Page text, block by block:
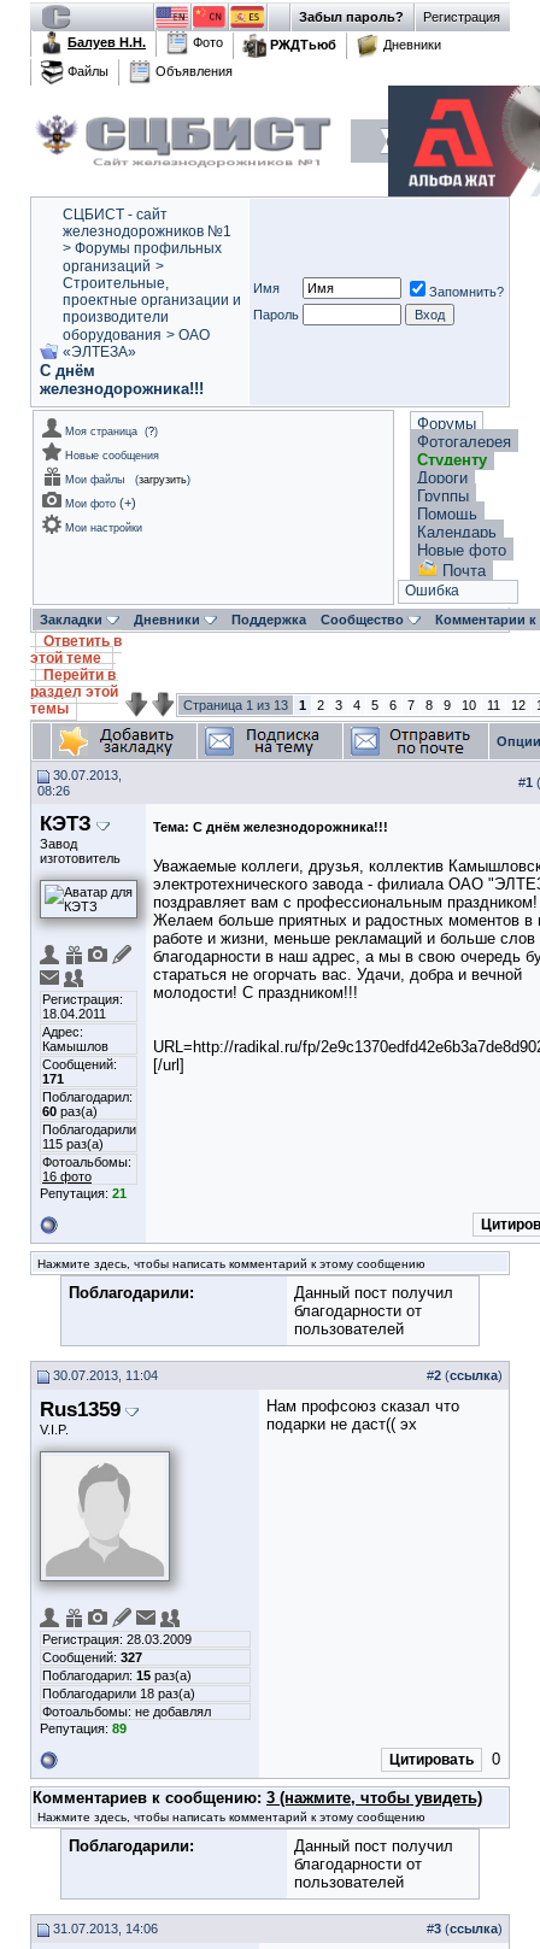
Регистрация
Забыл пароль?
Балуев Н.Н.
Фото РЖДТьюб
Дневники
Файлы
Объявления
СЦБИСТ - сайт
железнодорожников №1
> Форумы профильных
организаций >
Строительные,
проектные организации и
производители
оборудования > ОАО
«ЭЛТЕЗА»
С днём
железнодорожника!!!
Имя
Запомнить?
Пароль
Моя страница (?)
Новые сообщения
Мои файлы
(загрузить)
Мои фото (+)
Мои настройки
Форумы
Фотогалерея
Студенту
Дороги
Группы
Помощь
Календарь
Новые фото
Почта
Ошибка
Закладки Дневники Поддержка Сообщество Комментарии
Ответить в
этой теме
Перейти в
раздел этой
темы
Страница 1 из 13 1 2 3 4 5 6 7 8 9 10 11 12
30.07.2013,
08:26
#1 (
КЭТЗ
Завод
изготовитель
Регистрация:
18.04.2011
Адрес:
Камышлов
Сообщений:
171
Поблагодарил:
60 раз(а)
Поблагодарили
115 раз(а)
Фотоальбомы:
16 фото
Репутация: 21
Тема: С днём железнодорожника!!!
Уважаемые коллеги, друзья, коллектив
электротехнического завода - филиала ОАО
поздравляет вам с профессиональным праздником!
Желаем больше приятных и радостных моментов в
работе и жизни, меньше рекламаций и больше слов
благодарности в наш адрес, а мы в свою очередь
стараться не огорчать вас. Удачи, добра и вечной
молодости! С праздником!!!
URL=http://radikal.ru/fp/
[/url]
Нажмите здесь, чтобы написать комментарий к этому сообщению
Поблагодарили:
Данный пост получил
благодарности от
пользователей
30.07.2013, 11:04 #2 (ссылка)
Rus1359
V.I.P.
Регистрация: 28.03.2009
Сообщений: 327
Поблагодарил: 15 раз(а)
Поблагодарили 18 раз(а)
Фотоальбомы: не добавлял
Репутация: 89
Нам профсоюз сказал что
подарки не даст(( эх
Цитировать 0
Комментариев к сообщению: 3 (нажмите, чтобы увидеть)
Нажмите здесь, чтобы написать комментарий к этому сообщению
Поблагодарили:
Данный пост получил
благодарности от
пользователей
31.07.2013, 14:06 #3 (ссылка)